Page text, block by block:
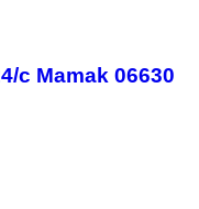
c Mamak 06630